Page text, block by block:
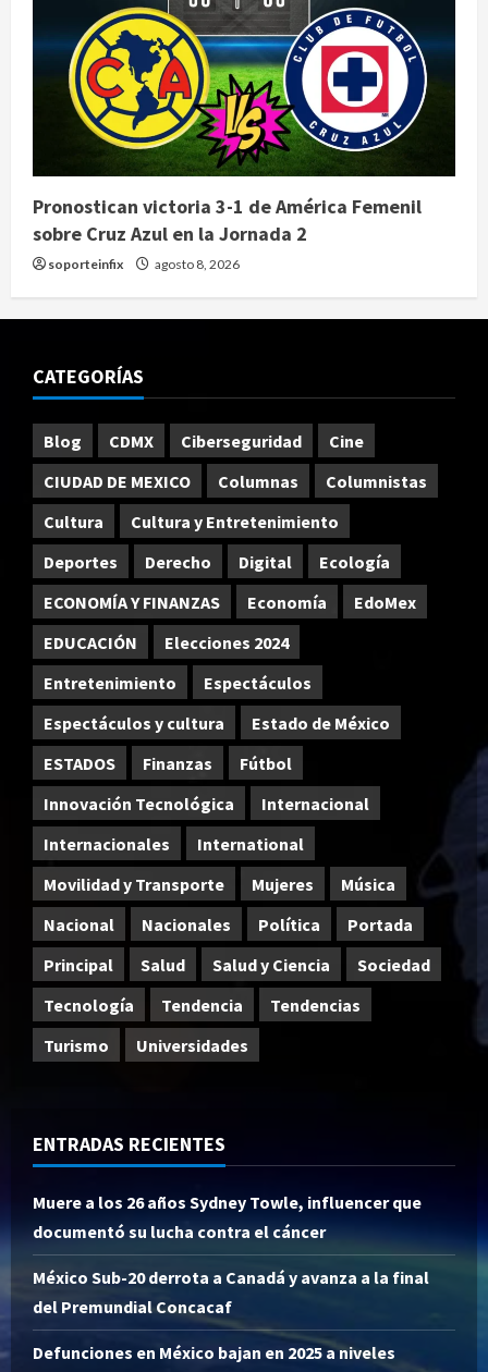
Pronostican victoria 3-1 de América Femenil
sobre Cruz Azul en la Jornada 2
soporteinfix agosto 8, 2026
CATEGORÍAS
Blog CDMX Ciberseguridad
Cine
CIUDAD DE MEXICO
Columnas
Columnistas
Cultura
Cultura y Entretenimiento
Deportes
Derecho Digital
Ecología
ECONOMÍA Y FINANZAS
Economía
EdoMex
EDUCACIÓN
Elecciones 2024
Entretenimiento
Espectáculos
Espectáculos y cultura
Estado de México
ESTADOS
Finanzas
Fútbol
Innovación Tecnológica
Internacional
Internacionales
International
Movilidad y Transporte
Mujeres
Música
Nacional
Nacionales Política
Portada
Principal
Salud Salud y Ciencia
Sociedad
Tecnología
Tendencia
Tendencias
Turismo
Universidades
ENTRADAS RECIENTES
Muere a los 26 años Sydney Towle, influencer que
documentó su lucha contra el cáncer
México Sub-20 derrota a Canadá y avanza a la final
del Premundial Concacaf
Defunciones en México bajan en 2025 a niveles